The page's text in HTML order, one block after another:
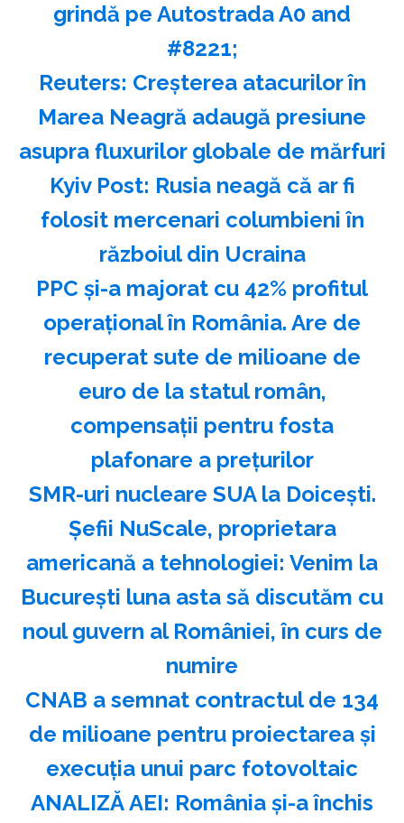
grindă pe Autostrada A0 and
#8221;
Reuters: Creşterea atacurilor în
Marea Neagră adaugă presiune
asupra fluxurilor globale de mărfuri
Kyiv Post: Rusia neagă că ar fi
folosit mercenari columbieni în
războiul din Ucraina
PPC și-a majorat cu 42% profitul
operațional în România. Are de
recuperat sute de milioane de
euro de la statul român,
compensații pentru fosta
plafonare a prețurilor
SMR-uri nucleare SUA la Doicești.
Șefii NuScale, proprietara
americană a tehnologiei: Venim la
București luna asta să discutăm cu
noul guvern al României, în curs de
numire
CNAB a semnat contractul de 134
de milioane pentru proiectarea şi
execuţia unui parc fotovoltaic
ANALIZĂ AEI: România şi-a închis